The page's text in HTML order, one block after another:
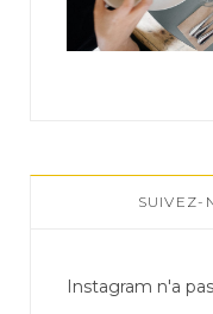
SUIVEZ-
Instagram n'a